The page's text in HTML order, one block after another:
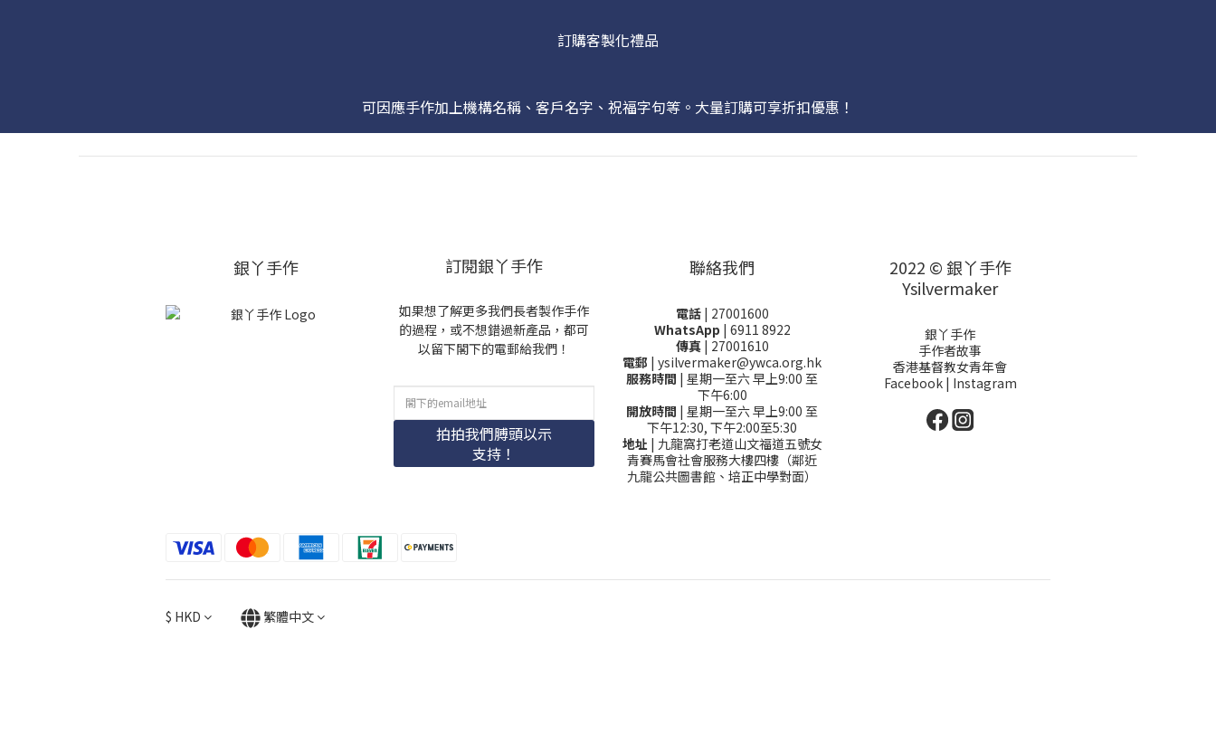
訂購客製化禮品
可因應手作加上機構名稱、客戶名字、祝福字句等。大量訂購可享折扣優惠！
銀丫手作 訂閱銀丫手作
如果想了解更多我們長者製作手作
的過程，或不想錯過新產品，都可
以留下閣下的電郵給我們！
拍拍我們膊頭以示
支持！
聯絡我們
電話 | 27001600
WhatsApp | 6911 8922
傳真| 27001610
電郵 | ysilvermaker@ywca.org.hk
服務時間 | 星期一至六 早上9:00 至
下午6:00
開放時間 | 星期一至六 早上9:00 至
下午12:30, 下午2:00至5:30
地址 | 九龍窩打老道山文福道五號女
青賽馬會社會服務大樓四樓（鄰近
九龍公共圖書館、培正中學對面）
2022 © 銀丫手作
Ysilvermaker
銀丫手作
手作者故事
香港基督教女青年會
Facebook | Instagram
$ HKD 繁體中文